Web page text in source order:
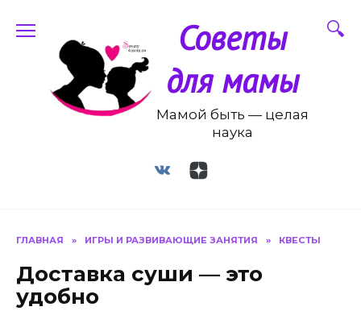
содержанию
Советы
для мамы
Мамой быть — целая
наука
ГЛАВНАЯ » ИГРЫ И РАЗВИВАЮЩИЕ ЗАНЯТИЯ » КВЕСТЫ
Доставка суши — это
удобно